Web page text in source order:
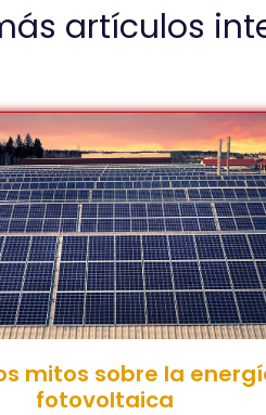
artículos
mitos sobre la
fotovoltaica